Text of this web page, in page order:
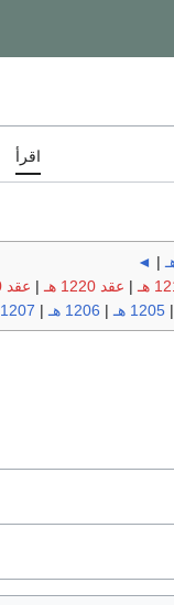
اقرأ
|
◄
| عقد 1220 هـ | عقد 1230 هـ
|1205 هـ | 1206 هـ | 1207 هـ